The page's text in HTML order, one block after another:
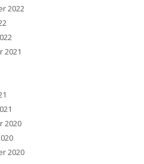
2022
2021
2020
2020